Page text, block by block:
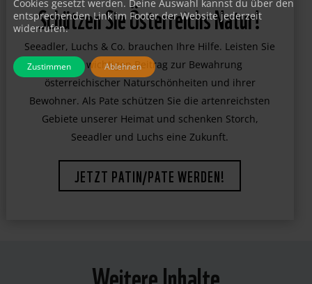
Schützen Sie Österreichs Natur!
Seeadler, Luchs & Co. brauchen Ihre Hilfe. Leisten Sie
einen wichtigen Beitrag zur Bewahrung
österreichischer Naturschönheiten und ihrer
Bewohner. Als Pate schützen Sie die artenreichsten
Gebiete unserer Heimat und schenken Storch,
Seeadler und Luchs eine Zukunft.
JETZT PATIN/PATE WERDEN!
Cookies gesetzt werden. Deine Auswahl kannst du über den
entsprechenden Link im Footer der Website jederzeit
widerrufen.
Zustimmen Ablehnen